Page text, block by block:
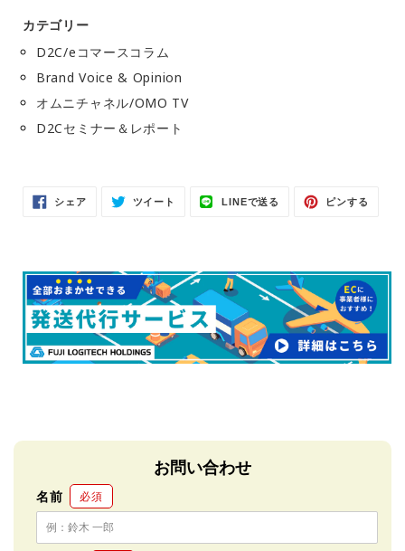
カテゴリー
D2C/eコマースコラム
Brand Voice & Opinion
オムニチャネル/OMO TV
D2Cセミナー＆レポート
シェアFacebookツイート
Twitter
LINEで送る
LINE
ピンする
お問い合わせ
名前 必須